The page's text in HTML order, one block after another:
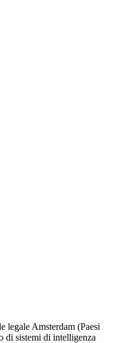
Amsterdam (Paesi
di sistemi di intelligenza